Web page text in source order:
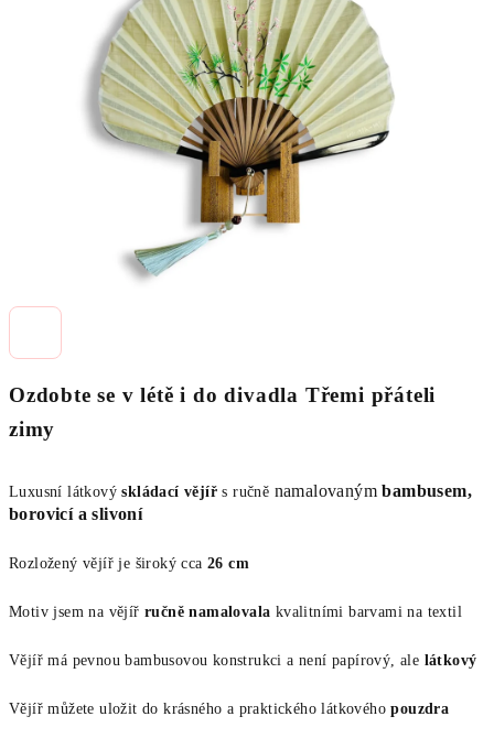
Ozdobte se v létě i do divadla Třemi přáteli
zimy
Luxusní látkovýskládací vějíř s ručně namalovanýmbambusem,
borovicí a slivoní
Rozložený vějíř je široký cca 26 cm
Motiv jsem na vějíř ručně namalovala kvalitními barvami na textil
Vějíř má pevnou bambusovou konstrukci a není papírový, ale látkový
Vějíř můžete uložit do krásného a praktického látkovéhopouzdra
z
5
hvězdiček.